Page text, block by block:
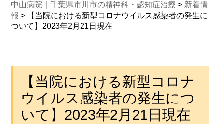
中山病院｜千葉県市川市の精神科・認知症治療 > 新着情
報 >
【当院における新型コロナウイルス感染者の発生に
ついて】2023年2月21日現在
【当院における新型コロナ
ウイルス感染者の発生につ
いて】2023年2月21日現在